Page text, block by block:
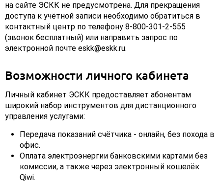
на сайте ЭСКК не предусмотрена. Для прекращения
доступа к учётной записи необходимо обратиться в
контактный центр по телефону 8-800-301-2-555
(звонок бесплатный) или направить запрос по
электронной почте eskk@eskk.ru.
Возможности личного кабинета
Личный кабинет ЭСКК предоставляет абонентам
широкий набор инструментов для дистанционного
управления услугами:
Передача показаний счётчика - онлайн, без похода в
офис.
Оплата электроэнергии банковскими картами без
комиссии, а также через электронный кошелёк
Qiwi.